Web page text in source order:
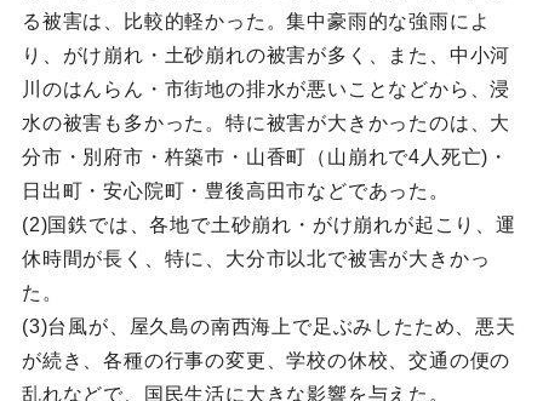
る被害は、比較的軽かった。集中豪雨的な強雨によ
り、がけ崩れ・土砂崩れの被害が多く、また、中小河
川のはんらん・市街地の排水が悪いことなどから、浸
水の被害も多かった。特に被害が大きかったのは、大
分市・別府市・杵築巿・山香町（山崩れで4人死亡)・
日出町・安心院町・豊後高田市などであった。
(2)国鉄では、各地で土砂崩れ・がけ崩れが起こり、運
休時間が長く、特に、大分市以北で被害が大きかっ
た。
(3)台風が、屋久島の南西海上で足ぶみしたため、悪天
が続き、各種の行事の変更、学校の休校、交通の便の
乱れなどで、国民生活に大きな影響を与えた。